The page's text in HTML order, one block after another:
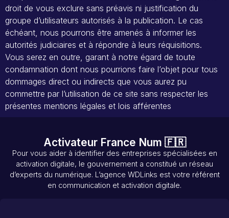
droit de vous exclure sans préavis ni justification du
groupe d’utilisateurs autorisés à la publication. Le cas
échéant, nous pourrons être amenés à informer les
autorités judiciaires et à répondre à leurs réquisitions.
Vous serez en outre, garant à notre égard de toute
condamnation dont nous pourrions faire l’objet pour tous
dommages direct ou indirects que vous aurez pu
commettre par l’utilisation de ce site sans respecter les
présentes mentions légales et lois afférentes
Activateur France Num 🇫🇷
Pour vous aider à identifier des entreprises spécialisées en
activation digitale, le gouvernement a constitué un réseau
d’experts du numérique. L’agence WDLinks est votre référent
en communication et activation digitale.